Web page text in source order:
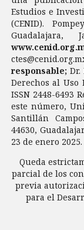
Estudios e
(CENID).
Guadalajara,
responsable; Dr.
Derechos al Uso
ISSN 2448-6493
este número,
Santillán
44630,
23 de enero 2025.
Queda
parcial de los
previa
para el